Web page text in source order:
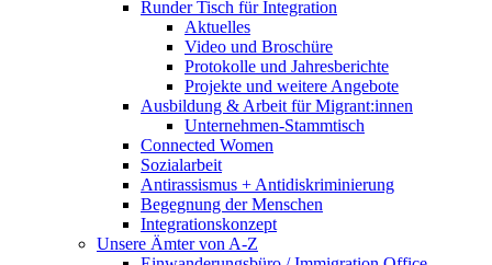
Runder Tisch für Integration
Aktuelles
Video und Broschüre
Protokolle und Jahresberichte
Projekte und weitere Angebote
Ausbildung & Arbeit für Migrant:innen
Unternehmen-Stammtisch
Connected Women
Sozialarbeit
Antirassismus + Antidiskriminierung
Begegnung der Menschen
Integrationskonzept
Unsere Ämter von A-Z